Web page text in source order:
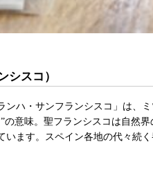
シスコ）
ンハ・サンフランシスコ」は
意味。聖フランシスコは自然
ます。スペイン各地の代々続